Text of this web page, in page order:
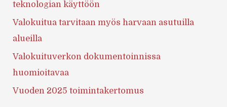
teknologian käyttöön
Valokuitua tarvitaan myös harvaan asutuilla
alueilla
Valokuituverkon dokumentoinnissa
huomioitavaa
Vuoden 2025 toimintakertomus